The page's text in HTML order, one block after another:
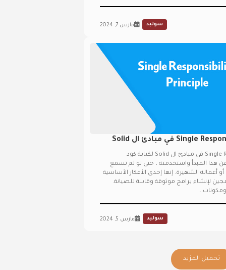
سوليد مارس 7, 2024
شرح Single Responsibility Principle في مبادئ ال Solid
شرح Single Responsibility Principle في مبادئ ال Solid لكتابة كود
المبدأ واستخدمته ، حتى لو لم تسمع
الشهيرة. إنها إحدى الأفكار الأساسية
لإنشاء برامج موثوقة وقابلة للصيانة.
سوليد مارس 5, 2024
تحميل المزيد